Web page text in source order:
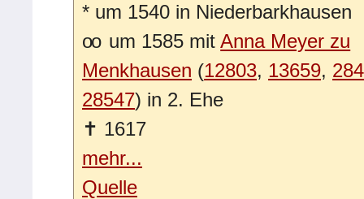
* um 1540 in Niederbarkhausen
oo um 1585 mitAnna Meyer zu
Menkhausen (12803, 13659,
28547) in 2. Ehe
✝ 1617
mehr...
Quelle